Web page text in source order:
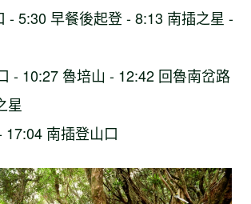
- 5:30 早餐後起登 - 8:13 南插之星 -
- 10:27 魯培山 - 12:42 回魯南岔路
星
17:04 南插登山口